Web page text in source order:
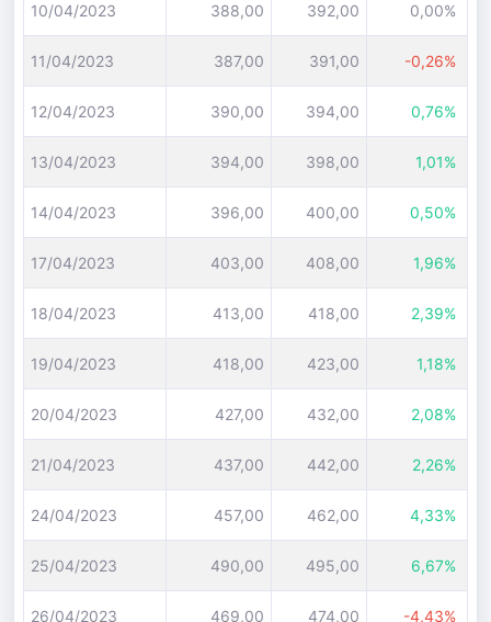
10/04/2023 388,00 392,00 0,00%
11/04/2023 387,00 391,00 -0,26%
12/04/2023 390,00 394,00 0,76%
13/04/2023 394,00 398,00 1,01%
14/04/2023 396,00 400,00 0,50%
17/04/2023 403,00 408,00 1,96%
18/04/2023 413,00 418,00 2,39%
19/04/2023 418,00 423,00 1,18%
20/04/2023 427,00 432,00 2,08%
21/04/2023 437,00 442,00 2,26%
24/04/2023 457,00 462,00 4,33%
25/04/2023 490,00 495,00 6,67%
26/04/2023 469,00 474,00 -4,43%